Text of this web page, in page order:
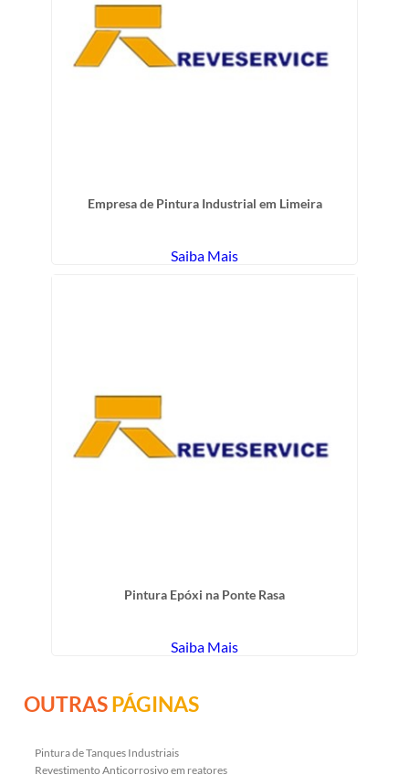
Empresa de Pintura Industrial em Limeira
Saiba Mais
Pintura Epóxi na Ponte Rasa
Saiba Mais
OUTRASPÁGINAS
Pintura de Tanques Industriais
Revestimento Anticorrosivo em reatores